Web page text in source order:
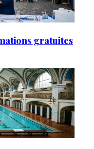
gratuites